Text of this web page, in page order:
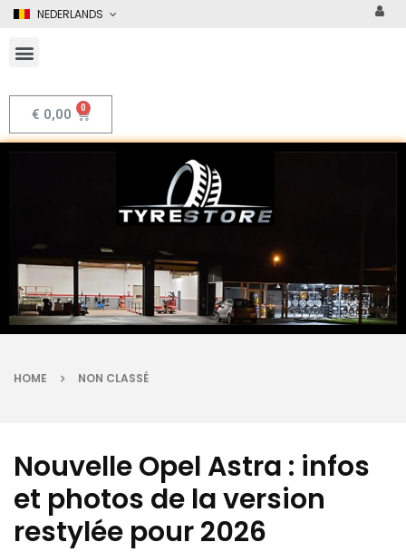
NEDERLANDS
€ 0,00
HOME NON CLASSÉ
Nouvelle Opel Astra : infos
et photos de la version
restylée pour 2026